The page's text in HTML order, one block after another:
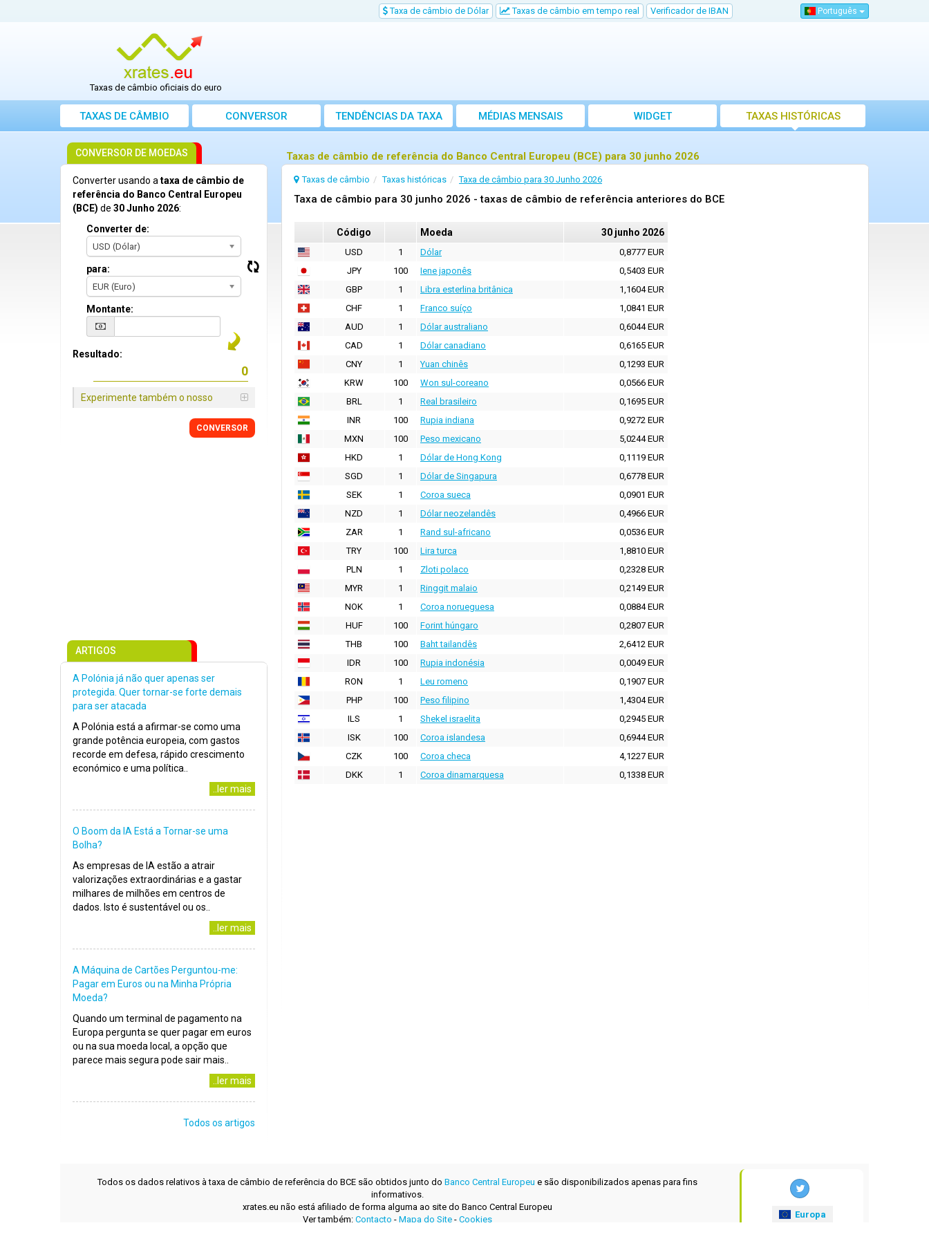
Taxa de câmbio de Dólar Taxas de câmbio em tempo real Verificador de IBAN Português
Taxas de câmbio oficiais do euro
TAXAS DE CÂMBIO CONVERSOR TENDÊNCIAS DA TAXA MÉDIAS MENSAIS WIDGET TAXAS HISTÓRICAS
Taxas de câmbio de referência do Banco Central Europeu (BCE) para 30 junho 2026
Taxas de câmbio Taxas históricas Taxa de câmbio para 30 Junho 2026
Taxa de câmbio para 30 junho 2026 - taxas de câmbio de referência anteriores do BCE
Código Moeda 30 junho 2026
USD 1 Dólar
0,8777 EUR
JPY
100 Iene japonês
0,5403 EUR
GBP
1 Libra esterlina britânica
1,1604 EUR
CHF
1 Franco suíço
1,0841 EUR
AUD
1 Dólar australiano
0,6044 EUR
CAD
1 Dólar canadiano
0,6165 EUR
CNY
1 Yuan chinês
0,1293 EUR
KRW
100 Won sul-coreano
0,0566 EUR
BRL
1 Real brasileiro
0,1695 EUR
INR
100 Rupia indiana
0,9272 EUR
MXN
100 Peso mexicano
5,0244 EUR
HKD
1 Dólar de Hong Kong
0,1119 EUR
SGD
1 Dólar de Singapura
0,6778 EUR
SEK
1 Coroa sueca
0,0901 EUR
NZD
1 Dólar neozelandês
0,4966 EUR
ZAR
1 Rand sul-africano
0,0536 EUR
TRY
100 Lira turca
1,8810 EUR
PLN
1 Zloti polaco
0,2328 EUR
MYR
1 Ringgit malaio
0,2149 EUR
NOK
1 Coroa norueguesa
0,0884 EUR
HUF
100 Forint húngaro
0,2807 EUR
THB
100 Baht tailandês
2,6412 EUR
IDR
100 Rupia indonésia
0,0049 EUR
RON
1 Leu romeno
0,1907 EUR
PHP
100 Peso filipino
1,4304 EUR
ILS
1 Shekel israelita
0,2945 EUR
ISK
100 Coroa islandesa
0,6944 EUR
CZK
100 Coroa checa
4,1227 EUR
DKK
1 Coroa dinamarquesa 0,1338 EUR
CONVERSOR DE MOEDAS
Converter usando ataxa de câmbio de
referência do Banco Central Europeu
(BCE) de 30 Junho 2026:
Converter de:
USD (Dólar)
para:
EUR (Euro)
Montante:
Resultado:
Experimente também o nosso
CONVERSOR
ARTIGOS
A Polónia já não quer apenas ser
protegida. Quer tornar-se forte demais
para ser atacada
A Polónia está a afirmar-se como uma
grande potência europeia, com gastos
recorde em defesa, rápido crescimento
económico e uma política..
..ler mais
O Boom da IA Está a Tornar-se uma
Bolha?
As empresas de IA estão a atrair
valorizações extraordinárias e a gastar
milhares de milhões em centros de
dados. Isto é sustentável ou os..
..ler mais
A Máquina de Cartões Perguntou-me:
Pagar em Euros ou na Minha Própria
Moeda?
Quando um terminal de pagamento na
Europa pergunta se quer pagar em euros
ou na sua moeda local, a opção que
parece mais segura pode sair mais..
..ler mais
Todos os artigos
Todos os dados relativos à taxa de câmbio de referência do BCE são obtidos junto do Banco Central Europeu e são disponibilizados apenas para fins
informativos.
xrates.eu não está afiliado de forma alguma ao site do Banco Central Europeu
Ver também: Contacto - Mapa do Site- Cookies
Europa